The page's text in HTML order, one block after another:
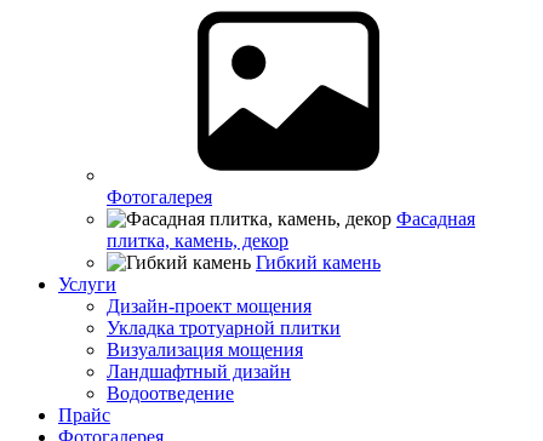
Фотогалерея
Фасадная
плитка, камень, декор
Гибкий камень
Услуги
Дизайн-проект мощения
Укладка тротуарной плитки
Визуализация мощения
Ландшафтный дизайн
Водоотведение
Прайс
Фотогалерея